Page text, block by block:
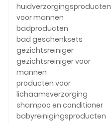
huidverzorgingsproducten
voor mannen
badproducten
bad geschenksets
gezichtsreiniger
gezichtsreiniger voor
mannen
producten voor
lichaamsverzorging
shampoo en conditioner
babyreinigingsproducten